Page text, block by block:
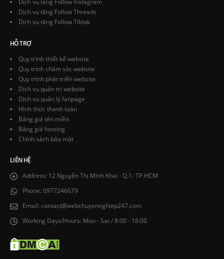
Dịch vụ tăng Follow Instagram
Dịch vụ tăng Follow Threads
Dịch vụ tăng Follow Tiktok
HỖ TRỢ
Quy trình thiết kế website
Quy trình chăm sóc website
Quy trình phát triển website
Dịch vụ quản trị website
Dịch vụ quản lý fanpage
Hình thức thanh toán
Bảng giá tên miền
Bảng giá hosting
Chính sách bảo mật
LIÊN HỆ
Address: 12 Nguyễn Thị Minh Khai - Q.1- TP.HCM
Phone: 0977246679
Email: contact@webchuyennghiep247.com
Working Days/Hours: Mon - Sat / 8:00 - 18:00